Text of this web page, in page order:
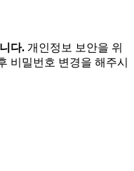
다. 개인정보 보안을 위
비밀번호 변경을 해주시